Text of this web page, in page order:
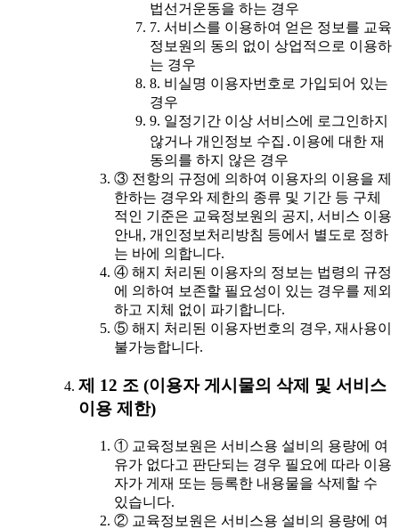
법선거운동을 하는 경우
7. 서비스를 이용하여 얻은 정보를 교육
정보원의 동의 없이 상업적으로 이용하
는 경우
8. 비실명 이용자번호로 가입되어 있는
경우
9. 일정기간 이상 서비스에 로그인하지
않거나 개인정보 수집․이용에 대한 재
동의를 하지 않은 경우
③ 전항의 규정에 의하여 이용자의 이용을 제
한하는 경우와 제한의 종류 및 기간 등 구체
적인 기준은 교육정보원의 공지, 서비스 이용
안내, 개인정보처리방침 등에서 별도로 정하
는 바에 의합니다.
④ 해지 처리된 이용자의 정보는 법령의 규정
에 의하여 보존할 필요성이 있는 경우를 제외
하고 지체 없이 파기합니다.
⑤ 해지 처리된 이용자번호의 경우, 재사용이
불가능합니다.
제 12 조 (이용자 게시물의 삭제 및 서비스
이용 제한)
① 교육정보원은 서비스용 설비의 용량에 여
유가 없다고 판단되는 경우 필요에 따라 이용
자가 게재 또는 등록한 내용물을 삭제할 수
있습니다.
② 교육정보원은 서비스용 설비의 용량에 여